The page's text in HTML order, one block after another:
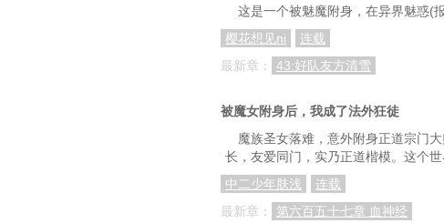
第37章：人怕出名猪怕壮
第40章：伏骨结毒
第49章：咱家有钱了
第52章：震惊
这是一个被魅魔附身，在异界魅惑(
樱花想见ni
连载
最新章：
43:好队友方清雪
被魔女附身后，我成了法外狂徒
魔族圣女落难，意外附身正道宗门
长，友爱同门，实乃正道楷模。这个
中二少年肤浅
连载
最新章：
第六百五十七章 血神经